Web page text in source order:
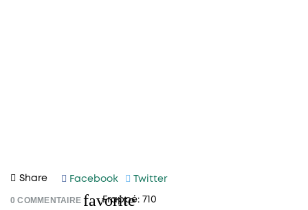
Share Facebook Twitter
0COMMENTAIRE favorite
Frappé: 710